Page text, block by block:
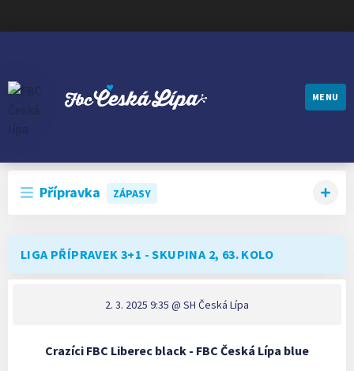
FBC ČESKÁ LÍPA
MENU
Přípravka ZÁPASY
LIGA PŘÍPRAVEK 3+1 - SKUPINA 2, 63. KOLO
2. 3. 2025 9:35 @ SH Česká Lípa
Crazíci FBC Liberec black - FBC Česká Lípa blue